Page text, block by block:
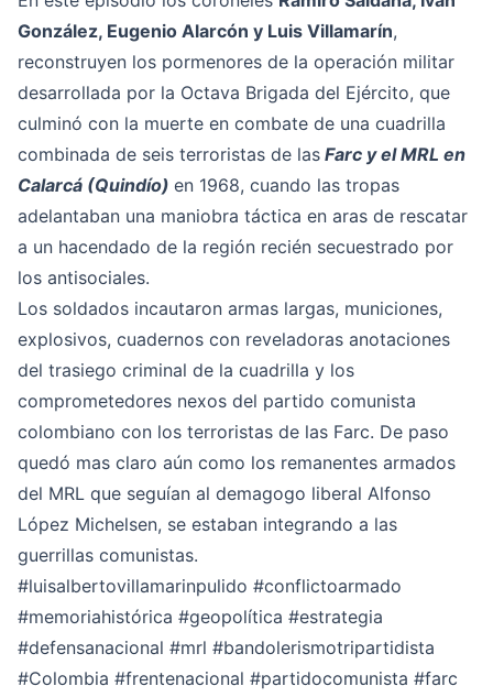
González, Eugenio Alarcón y Luis Villamarín,
reconstruyen los pormenores de la operación militar
desarrollada por la Octava Brigada del Ejército, que
culminó con la muerte en combate de una cuadrilla
combinada de seis terroristas de las Farc y el MRL en
Calarcá (Quindío) en 1968, cuando las tropas
adelantaban una maniobra táctica en aras de rescatar
a un hacendado de la región recién secuestrado por
los antisociales.
Los soldados incautaron armas largas, municiones,
explosivos, cuadernos con reveladoras anotaciones
del trasiego criminal de la cuadrilla y los
comprometedores nexos del partido comunista
colombiano con los terroristas de las Farc. De paso
quedó mas claro aún como los remanentes armados
del MRL que seguían al demagogo liberal Alfonso
López Michelsen, se estaban integrando a las
guerrillas comunistas.
#luisalbertovillamarinpulido #conflictoarmado
#memoriahistórica #geopolítica #estrategia
#defensanacional #mrl #bandolerismotripartidista
#Colombia #frentenacional #partidocomunista #farc